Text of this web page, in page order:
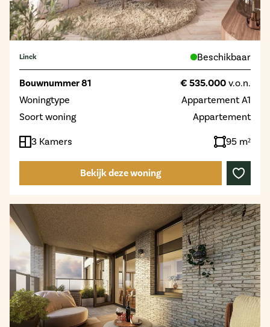
Linck Beschikbaar
Bouwnummer 81 € 535.000 v.o.n.
Woningtype
Appartement A1
Soort woning
Appartement
3 Kamers 95 m²
Bekijk deze woning